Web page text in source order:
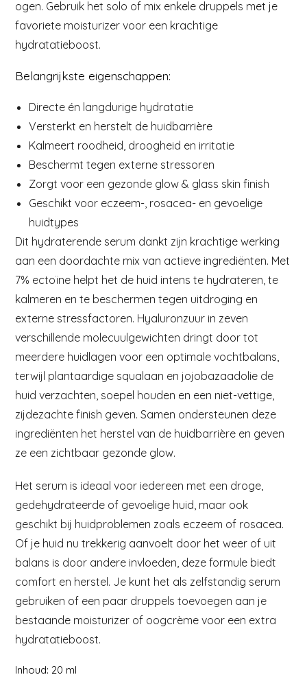
ogen. Gebruik het solo of mix enkele druppels met je
favoriete moisturizer voor een krachtige
hydratatieboost.
Belangrijkste eigenschappen:
Directe én langdurige hydratatie
Versterkt en herstelt de huidbarrière
Kalmeert roodheid, droogheid en irritatie
Beschermt tegen externe stressoren
Zorgt voor een gezonde glow & glass skin finish
Geschikt voor eczeem-, rosacea- en gevoelige
huidtypes
Dit hydraterende serum dankt zijn krachtige werking
aan een doordachte mix van actieve ingrediënten. Met
7% ectoïne helpt het de huid intens te hydrateren, te
kalmeren en te beschermen tegen uitdroging en
externe stressfactoren. Hyaluronzuur in zeven
verschillende molecuulgewichten dringt door tot
meerdere huidlagen voor een optimale vochtbalans,
terwijl plantaardige squalaan en jojobazaadolie de
huid verzachten, soepel houden en een niet-vettige,
zijdezachte finish geven. Samen ondersteunen deze
ingrediënten het herstel van de huidbarrière en geven
ze een zichtbaar gezonde glow.
Het serum is ideaal voor iedereen met een droge,
gedehydrateerde of gevoelige huid, maar ook
geschikt bij huidproblemen zoals eczeem of rosacea.
Of je huid nu trekkerig aanvoelt door het weer of uit
balans is door andere invloeden, deze formule biedt
comfort en herstel. Je kunt het als zelfstandig serum
gebruiken of een paar druppels toevoegen aan je
bestaande moisturizer of oogcrème voor een extra
hydratatieboost.
Inhoud: 20 ml